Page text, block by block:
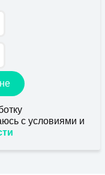
с условиями и